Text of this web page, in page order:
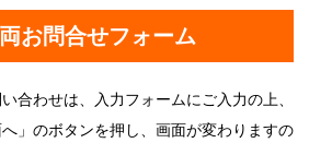
お問合せフォーム
合わせは、入力フォームにご入力の上、
」のボタンを押し、画面が変わりますの